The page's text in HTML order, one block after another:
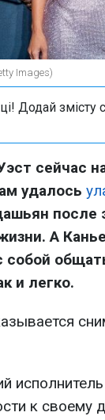
Images)
Додай змісту
сейчас
удалось
после
А
и легко.
к своему